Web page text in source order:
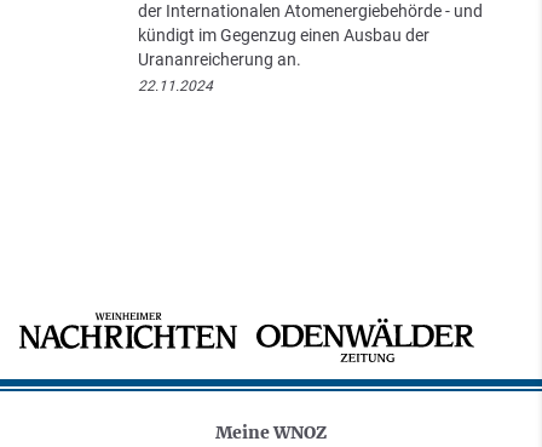
der Internationalen Atomenergiebehörde - und
kündigt im Gegenzug einen Ausbau der
Urananreicherung an.
22.11.2024
Meine WNOZ